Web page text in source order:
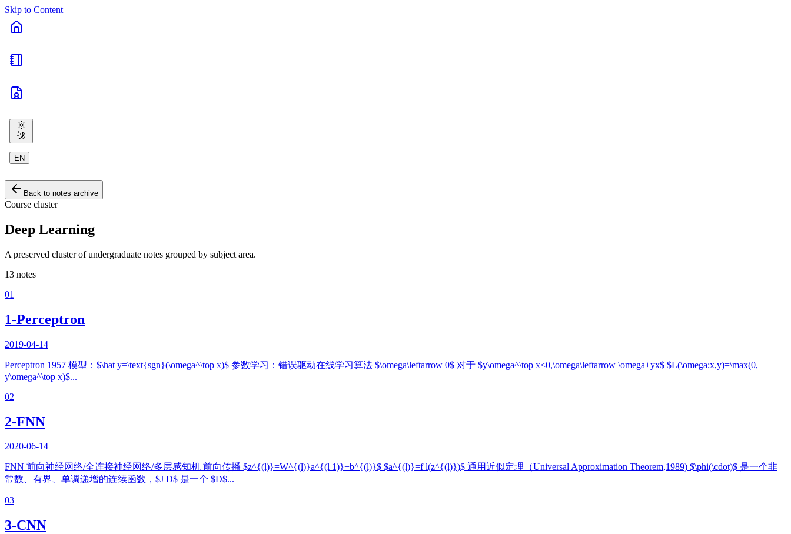
Skip to Content
EN
Back to notes archive
Course cluster
Deep Learning
A preserved cluster of undergraduate notes grouped by subject area.
13 notes
01
1-Perceptron
2019-04-14
Perceptron 1957 模型：$\hat y=\text{sgn}(\omega^\top x)$ 参数学习：错误驱动在线学习算法 $\omega\leftarrow 0$ 对于 $y\omega^\top x<0,\omega\leftarrow \omega+yx$ $L(\omega;x,y)=\max(0,
y\omega^\top x)$...
02
2-FNN
2020-06-14
FNN 前向神经网络/全连接神经网络/多层感知机 前向传播 $z^{(l)}=W^{(l)}a^{(l 1)}+b^{(l)}$ $a^{(l)}=f l(z^{(l)})$ 通用近似定理（Universal Approximation Theorem,1989) $\phi(\cdot)$ 是一个非
常数、有界、单调递增的连续函数，$J D$ 是一个 $D$...
03
3-CNN